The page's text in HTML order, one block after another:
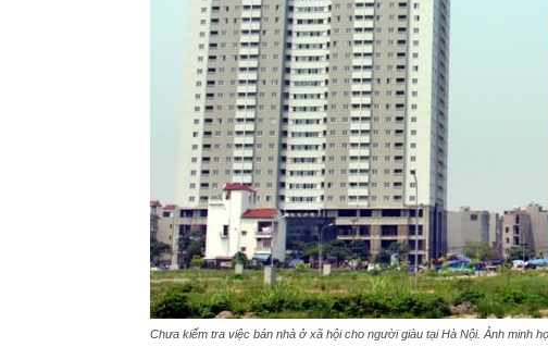
Chưa kiểm tra việc bán nhà ở xã hội cho người giàu tại Hà Nội. Ảnh minh